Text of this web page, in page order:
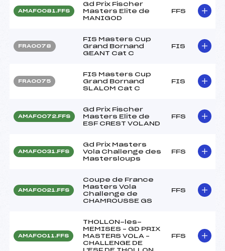
AMAF0081.FFS
Gd Prix Fischer
Masters Elite de
MANIGOD
FFS
FRA0078
FIS Masters Cup
Grand Bornand
GEANT Cat C
FIS
FRA0075
FIS Masters Cup
Grand Bornand
SLALOM Cat C
FIS
AMAF0072.FFS
Gd Prix Fischer
Masters Elite de
ESF CREST VOLAND
FFS
AMAF0031.FFS
Gd Prix Masters
Vola Challenge des
Mastersloups
FFS
AMAF0021.FFS
Coupe de France
Masters Vola
Challenge de
CHAMROUSSE GS
FFS
AMAF0011.FFS
THOLLON-les-
MEMISES – GD PRIX
MASTERS VOLA –
CHALLENGE DE
L'ESF DE THOLLON
FFS